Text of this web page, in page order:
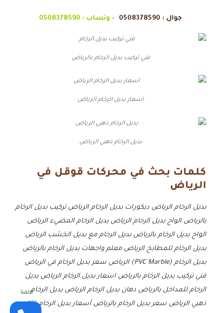
جوال : 0508378590
– وتساب : 0508378590
فني تركيب بديل الرخام بالرياض
اسعار بديل الرخام الرياض
بديل الرخام ذهبي الرياض
كلمات بحث في محركات قوقل في
الرياض
بديل الرخام الرياض ديكورات بديل الرخام الرياضتركيب بديل الرخام
بالرياض الواح بديل الرخام الرياضبديل الرخام المضيء الرياض
الواح بديل الرخام بالرياض بديل الرخام مع بديل الخشب الرياض
بديل الرخام للمطابخ الرياض معلم واجهات بديل الرخام بالرياض
بديل الرخام (PVC Marble) الرياض
سعر بديل الرخام في الرياض
فني تركيب بديل الرخام بالرياض اسعار بديل الرخام الرياض بديل
الرخام للمداخل بالرياض دهان بديل الرخام الرياض بديل الرخام
ذهبي الرياض سعر بديل الرخام بالرياض أسعار بديل الرخام كتالوج
كلمنا